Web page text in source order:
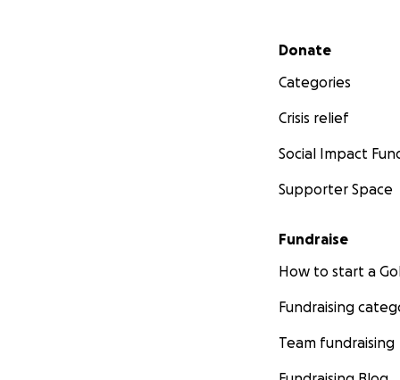
Secondary menu
Donate
Categories
Crisis relief
Social Impact
Supporter Space
Fundraise
How to start a
Fundraising
Team fundraising